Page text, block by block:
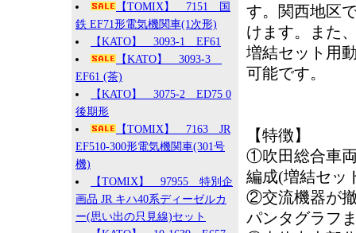
【TOMIX】 7151 国
鉄 EF71形電気機関車(1次形)
【KATO】 3093-1 EF61
【KATO】 3093-3
EF61 (茶)
【KATO】 3075-2 ED75 0
後期形
【TOMIX】 7163 JR
EF510-300形電気機関車(301号
機)
【TOMIX】 97955 特別企
画品 JR キハ40系ディーゼルカ
ー(思い出の只見線)セット
す。関西地区
けます。また
増結セット用
可能です。
【特徴】
①吹田総合車両
編成(増結セッ
②交流機器が
パンタグラフ